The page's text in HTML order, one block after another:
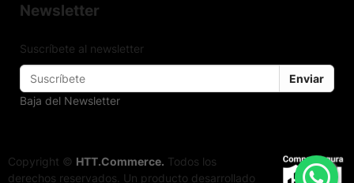
Newsletter
Suscríbete al newsletter
Enviar
Baja del Newsletter
Copyright © HTT.Commerce. Todos los
derechos reservados. Un producto desarrollado